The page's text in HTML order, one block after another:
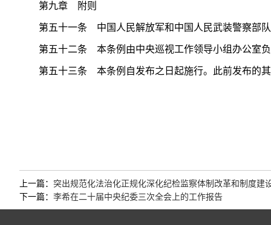
第九章 附则
第五十一条 中国人民解放军和中国人民武装警察部
第五十二条 本条例由中央巡视工作领导小组办公室
第五十三条 本条例自发布之日起施行。此前发布的
上一篇： 突出规范化法治化正规化深化纪检监察体制改革和制度建
下一篇： 李希在二十届中央纪委三次全会上的工作报告